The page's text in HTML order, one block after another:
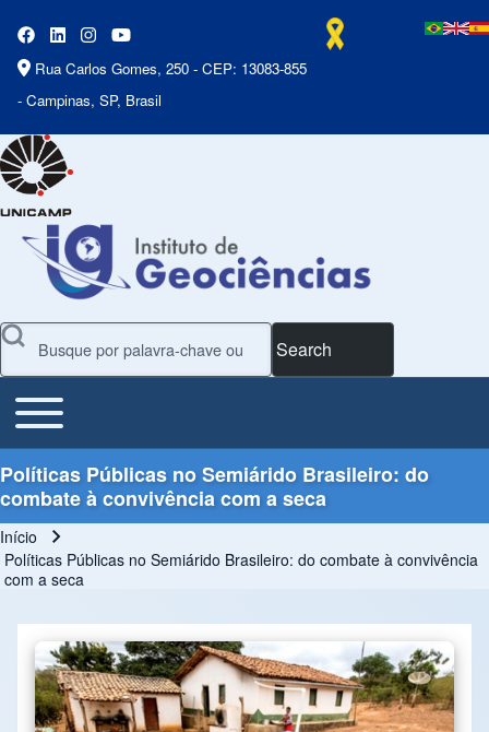
Rua Carlos Gomes, 250 - CEP: 13083-855
- Campinas, SP, Brasil
Search
Main Menu
Toggle main menu
Políticas Públicas no Semiárido Brasileiro: do
combate à convivência com a seca
Trilha de navegação
Início
Políticas Públicas no Semiárido Brasileiro: do combate à convivência
com a seca